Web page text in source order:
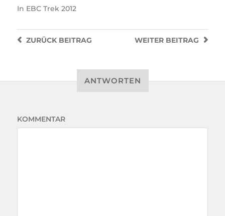
In EBC Trek 2012
WEITER BEITRAG
ZURÜCKBEITRAG
ANTWORTEN
KOMMENTAR